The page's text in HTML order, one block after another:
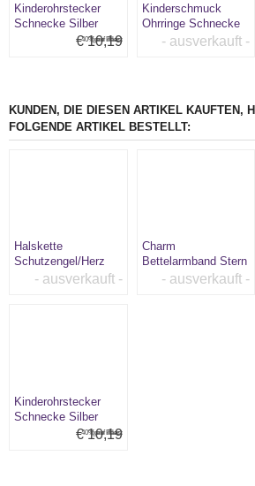
Kinderohrstecker
Schnecke Silber
40% auf alles:
€ 10,19
(pro Paar)
Kinderschmuck
Ohrringe Schnecke
Silber- ausverkauft -
KUNDEN, DIE DIESEN ARTIKEL KAUFTEN,
FOLGENDE ARTIKEL BESTELLT:
Halskette
Schutzengel/Herz
333er Gold ohne
- ausverkauft -
Charm
Bettelarmband Stern
925er Silber
- ausverkauft -
Kinderohrstecker
Schnecke Silber
40% auf alles:
€ 10,19
(pro Paar)